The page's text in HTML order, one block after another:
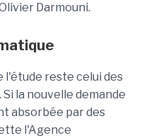
Darmouni.
l'étude reste celui des
la nouvelle demande
absorbée par des
l'Agence